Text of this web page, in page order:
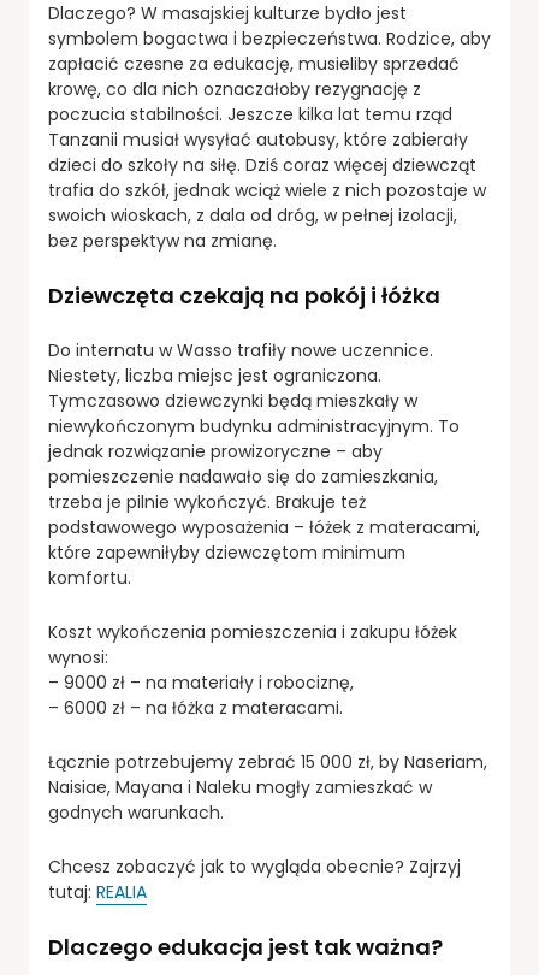
Dlaczego? W masajskiej kulturze bydło jest
symbolem bogactwa i bezpieczeństwa. Rodzice, aby
zapłacić czesne za edukację, musieliby sprzedać
krowę, co dla nich oznaczałoby rezygnację z
poczucia stabilności. Jeszcze kilka lat temu rząd
Tanzanii musiał wysyłać autobusy, które zabierały
dzieci do szkoły na siłę. Dziś coraz więcej dziewcząt
trafia do szkół, jednak wciąż wiele z nich pozostaje w
swoich wioskach, z dala od dróg, w pełnej izolacji,
bez perspektyw na zmianę.
Dziewczęta czekają na pokój i łóżka
Do internatu w Wasso trafiły nowe uczennice.
Niestety, liczba miejsc jest ograniczona.
Tymczasowo dziewczynki będą mieszkały w
niewykończonym budynku administracyjnym. To
jednak rozwiązanie prowizoryczne – aby
pomieszczenie nadawało się do zamieszkania,
trzeba je pilnie wykończyć. Brakuje też
podstawowego wyposażenia – łóżek z materacami,
które zapewniłyby dziewczętom minimum
komfortu.
Koszt wykończenia pomieszczenia i zakupu łóżek
wynosi:
– 9000 zł – na materiały i robociznę,
– 6000 zł – na łóżka z materacami.
Łącznie potrzebujemy zebrać 15 000 zł, by Naseriam,
Naisiae, Mayana i Naleku mogły zamieszkać w
godnych warunkach.
Chcesz zobaczyć jak to wygląda obecnie? Zajrzyj
tutaj: REALIA
Dlaczego edukacja jest tak ważna?